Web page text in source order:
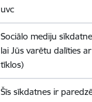
uvc
Sociālo mediju
lai Jūs varētu dalīties
tīklos)
Šīs sīkdatnes ir